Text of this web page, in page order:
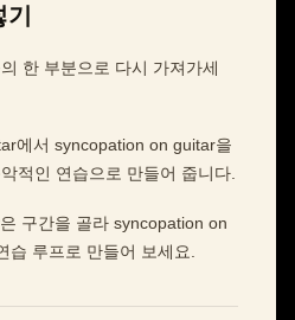
기
한 부분으로 다시 가져가세
에서 syncopation on guitar을
적인 연습으로 만들어 줍니다.
구간을 골라 syncopation on
루프로 만들어 보세요.